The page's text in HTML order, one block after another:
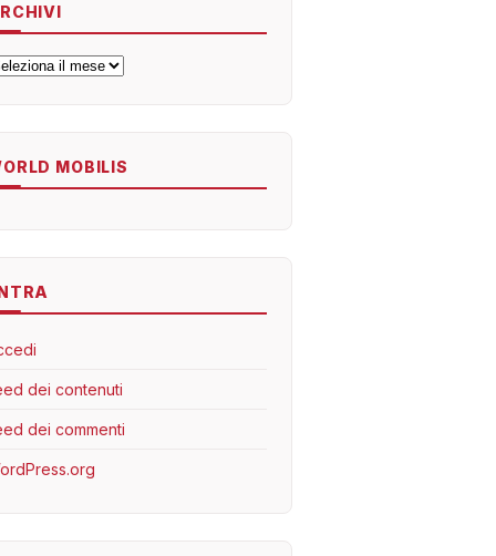
MOBILIS
dei contenuti
dei commenti